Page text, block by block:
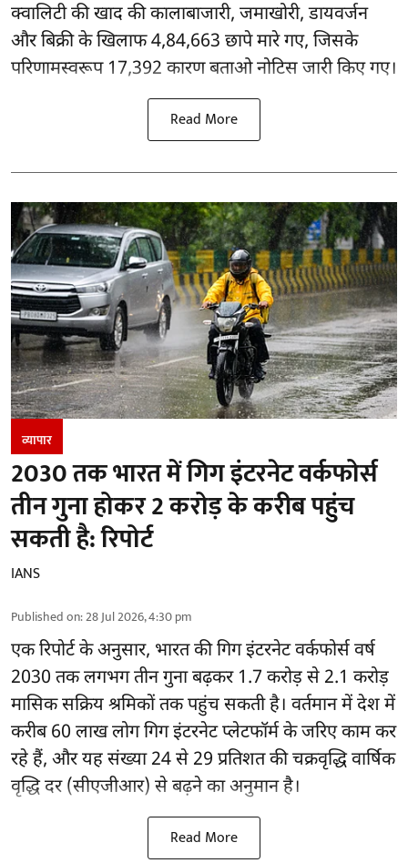
क्वालिटी की खाद की कालाबाजारी, जमाखोरी, डायवर्जन
और बिक्री के खिलाफ 4,84,663 छापे मारे गए, जिसके
परिणामस्वरूप 17,392 कारण बताओ नोटिस जारी किए गए।
Read More
व्यापार
2030 तक भारत में गिग इंटरनेट वर्कफोर्स
तीन गुना होकर 2 करोड़ के करीब पहुंच
सकती है: रिपोर्ट
IANS
Published on:28 Jul 2026, 4:30 pm
एक रिपोर्ट के अनुसार, भारत की गिग इंटरनेट वर्कफोर्स वर्ष
2030 तक लगभग तीन गुना बढ़कर 1.7 करोड़ से 2.1 करोड़
मासिक सक्रिय श्रमिकों तक पहुंच सकती है। वर्तमान में देश में
करीब 60 लाख लोग गिग इंटरनेट प्लेटफॉर्म के जरिए काम कर
रहे हैं, और यह संख्या 24 से 29 प्रतिशत की चक्रवृद्धि वार्षिक
वृद्धि दर (सीएजीआर) से बढ़ने का अनुमान है।
Read More